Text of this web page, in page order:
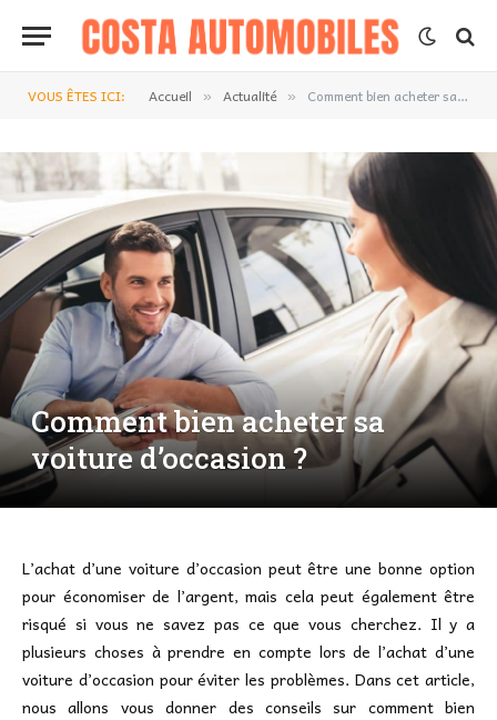
VOUS ÊTES ICI: Accueil » Actualité » Comment bien acheter sa voiture d’occasion ?
Comment bien acheter sa
voiture d’occasion ?
L’achat d’une voiture d’occasion peut être une bonne option
pour économiser de l’argent, mais cela peut également être
risqué si vous ne savez pas ce que vous cherchez. Il y a
plusieurs choses à prendre en compte lors de l’achat d’une
voiture d’occasion pour éviter les problèmes. Dans cet article,
nous allons vous donner des conseils sur comment bien